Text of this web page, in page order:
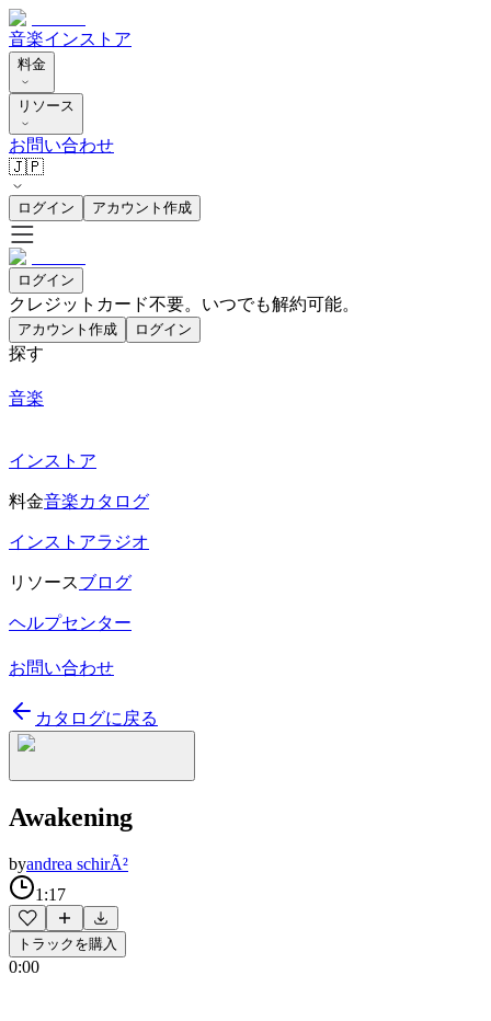
音楽インストア
料金
リソース
お問い合わせ
🇯🇵
ログイン アカウント作成
ログイン
クレジットカード不要。いつでも解約可能。
アカウント作成 ログイン
探す
音楽
インストア
料金音楽カタログ
インストアラジオ
リソースブログ
ヘルプセンター
お問い合わせ
カタログに戻る
Awakening
byandrea schirÃ²
1:17
トラックを購入
0:00